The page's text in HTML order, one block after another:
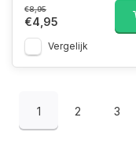
€8,95
€4,95
Vergelijk
1 2 3